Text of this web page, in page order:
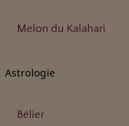
Melon du Kalahari
Astrologie
Bélier